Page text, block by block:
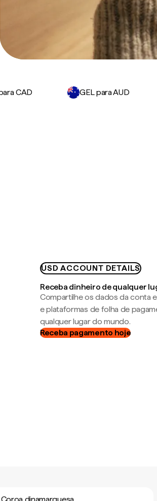
CAD GEL para AUD
USD ACCOUNT DETAILS
Receba dinheiro de qualquer
Compartilhe os dados da conta
e plataformas de folha de
qualquer lugar do mundo.
Receba pagamento hoje